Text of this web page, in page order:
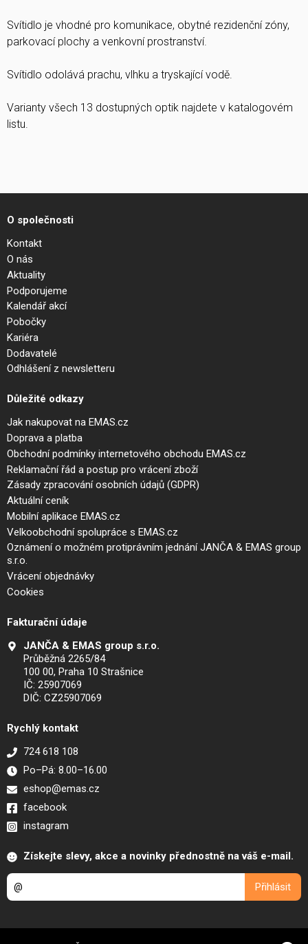
Svítidlo je vhodné pro komunikace, obytné rezidenční zóny,
parkovací plochy a venkovní prostranství.
Svítidlo odolává prachu, vlhku a tryskající vodě.
Varianty všech 13 dostupných optik najdete v katalogovém
listu.
O společnosti
Kontakt
O nás
Aktuality
Podporujeme
Kalendář akcí
Pobočky
Kariéra
Dodavatelé
Odhlášení z newsletteru
Důležité odkazy
Jak nakupovat na EMAS.cz
Doprava a platba
Obchodní podmínky internetového obchodu EMAS.cz
Reklamační řád a postup pro vrácení zboží
Zásady zpracování osobních údajů (GDPR)
Aktuální ceník
Mobilní aplikace EMAS.cz
Velkoobchodní spolupráce s EMAS.cz
Oznámení o možném protiprávním jednání JANČA & EMAS group
s.r.o.
Vrácení objednávky
Cookies
Fakturační údaje
JANČA & EMAS group s.r.o.
Průběžná 2265/84
100 00, Praha 10 Strašnice
IČ: 25907069
DIČ: CZ25907069
Rychlý kontakt
724 618 108
Po–Pá: 8.00–16.00
eshop@emas.cz
facebook
instagram
Získejte slevy, akce a novinky přednostně na váš e-mail.